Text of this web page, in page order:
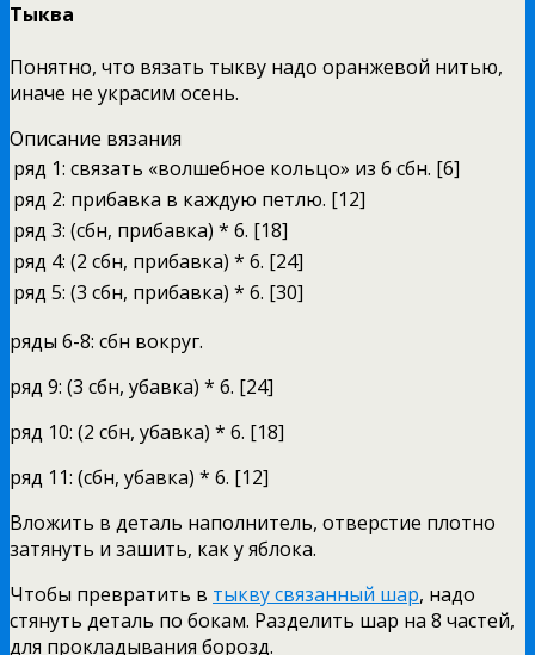
Тыква
Понятно, что вязать тыкву надо оранжевой нитью,
иначе не украсим осень.
Описание вязания
ряд 1: связать «волшебное кольцо» из 6 сбн. [6]
ряд 2: прибавка в каждую петлю. [12]
ряд 3: (сбн, прибавка) * 6. [18]
ряд 4: (2 сбн, прибавка) * 6. [24]
ряд 5: (3 сбн, прибавка) * 6. [30]
ряды 6-8: сбн вокруг.
ряд 9: (3 сбн, убавка) * 6. [24]
ряд 10: (2 сбн, убавка) * 6. [18]
ряд 11: (сбн, убавка) * 6. [12]
Вложить в деталь наполнитель, отверстие плотно
затянуть и зашить, как у яблока.
Чтобы превратить в тыкву связанный шар, надо
стянуть деталь по бокам. Разделить шар на 8 частей,
для прокладывания борозд.